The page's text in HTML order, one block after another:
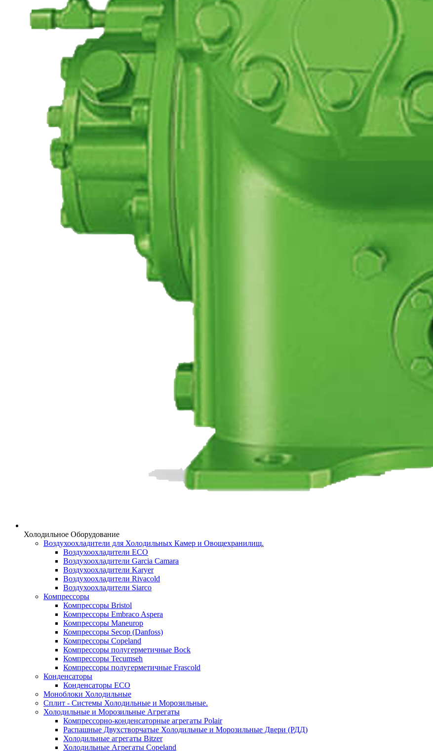
Холодильное Оборудование
Воздухоохладители для Холодильных Камер и Овощехранилищ.
Воздухоохладители ECO
Воздухоохладители Garcia Camara
Воздухоохладители Karyer
Воздухоохладители Rivacold
Воздухоохладители Siarco
Компрессоры
Компрессоры Bristol
Компрессоры Embraco Aspera
Компрессоры Maneurop
Компрессоры Secop (Danfoss)
Компрессоры Copeland
Компрессоры полугерметичные Bock
Компрессоры Tecumseh
Компрессоры полугерметичные Frascold
Конденсаторы
Конденсаторы ECO
Моноблоки Холодильные
Сплит - Системы Холодильные и Морозильные.
Холодильные и Морозильные Агрегаты
Компрессорно-конденсаторные агрегаты Polair
Распашные Двухстворчатые Холодильные и Морозильные Двери (РДД)
Холодильные агрегаты Bitzer
Холодильные Агрегаты Copeland